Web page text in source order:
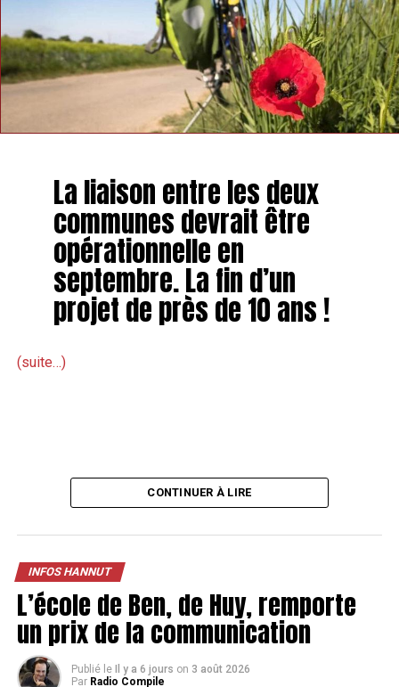
La liaison entre les deux
communes devrait être
opérationnelle en
septembre. La fin d’un
projet de près de 10 ans !
(suite…)
CONTINUER À LIRE
INFOS HANNUT
L’école de Ben, de Huy, remporte
un prix de la communication
Publié le Il y a 6 jours on 3 août 2026
Par Radio Compile